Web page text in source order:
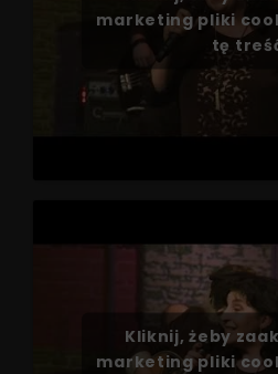
marketing pliki
tę
Kliknij, żeby
marketing pliki